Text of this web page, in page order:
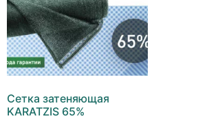
Сетка затеняющая
KARATZIS 65%